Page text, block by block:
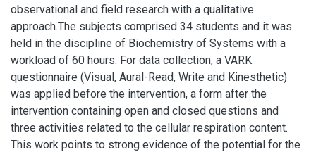
observational and field research with a qualitative
approach.The subjects comprised 34 students and it was
held in the discipline of Biochemistry of Systems with a
workload of 60 hours. For data collection, a VARK
questionnaire (Visual, Aural-Read, Write and Kinesthetic)
was applied before the intervention, a form after the
intervention containing open and closed questions and
three activities related to the cellular respiration content.
This work points to strong evidence of the potential for the